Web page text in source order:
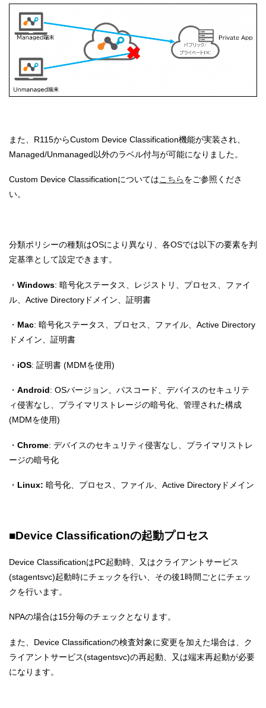
また、R115からCustom Device Classification機能が実装され、
Managed/Unmanaged以外のラベル付与が可能になりました。
Custom Device Classificationについてはこちらをご参照くださ
い。
分類ポリシーの種類はOSにより異なり、各OSでは以下の要素を判
定基準として設定できます。
・ Windows: 暗号化ステータス、レジストリ、プロセス、ファイ
ル、Active Directoryドメイン、証明書
・ Mac: 暗号化ステータス、プロセス、ファイル、Active Directory
ドメイン、証明書
・ iOS: 証明書 (MDMを使用)
・ Android: OSバージョン、パスコード、デバイスのセキュリテ
ィ侵害なし、プライマリストレージの暗号化、管理された構成
(MDMを使用)
・ Chrome: デバイスのセキュリティ侵害なし、プライマリストレ
ージの暗号化
・ Linux: 暗号化、プロセス、ファイル、Active Directoryドメイン
■Device Classificationの起動プロセス
Device ClassificationはPC起動時、又はクライアントサービス
(stagentsvc)起動時にチェックを行い、その後1時間ごとにチェッ
クを行います。
NPAの場合は15分毎のチェックとなります。
また、Device Classificationの検査対象に変更を加えた場合は、ク
ライアントサービス(stagentsvc)の再起動、又は端末再起動が必要
になります。